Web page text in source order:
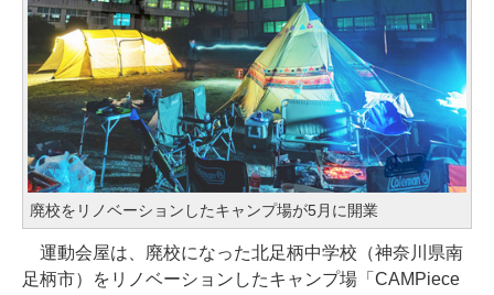
廃校をリノベーションしたキャンプ場が5月に開業
運動会屋は、廃校になった北足柄中学校（神奈川県南
足柄市）をリノベーションしたキャンプ場「CAMPiece